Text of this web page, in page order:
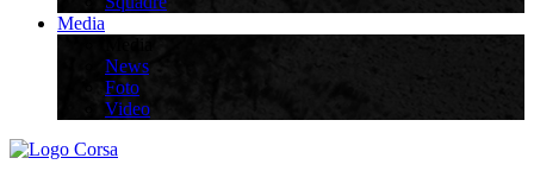
Media
News
Foto
Video